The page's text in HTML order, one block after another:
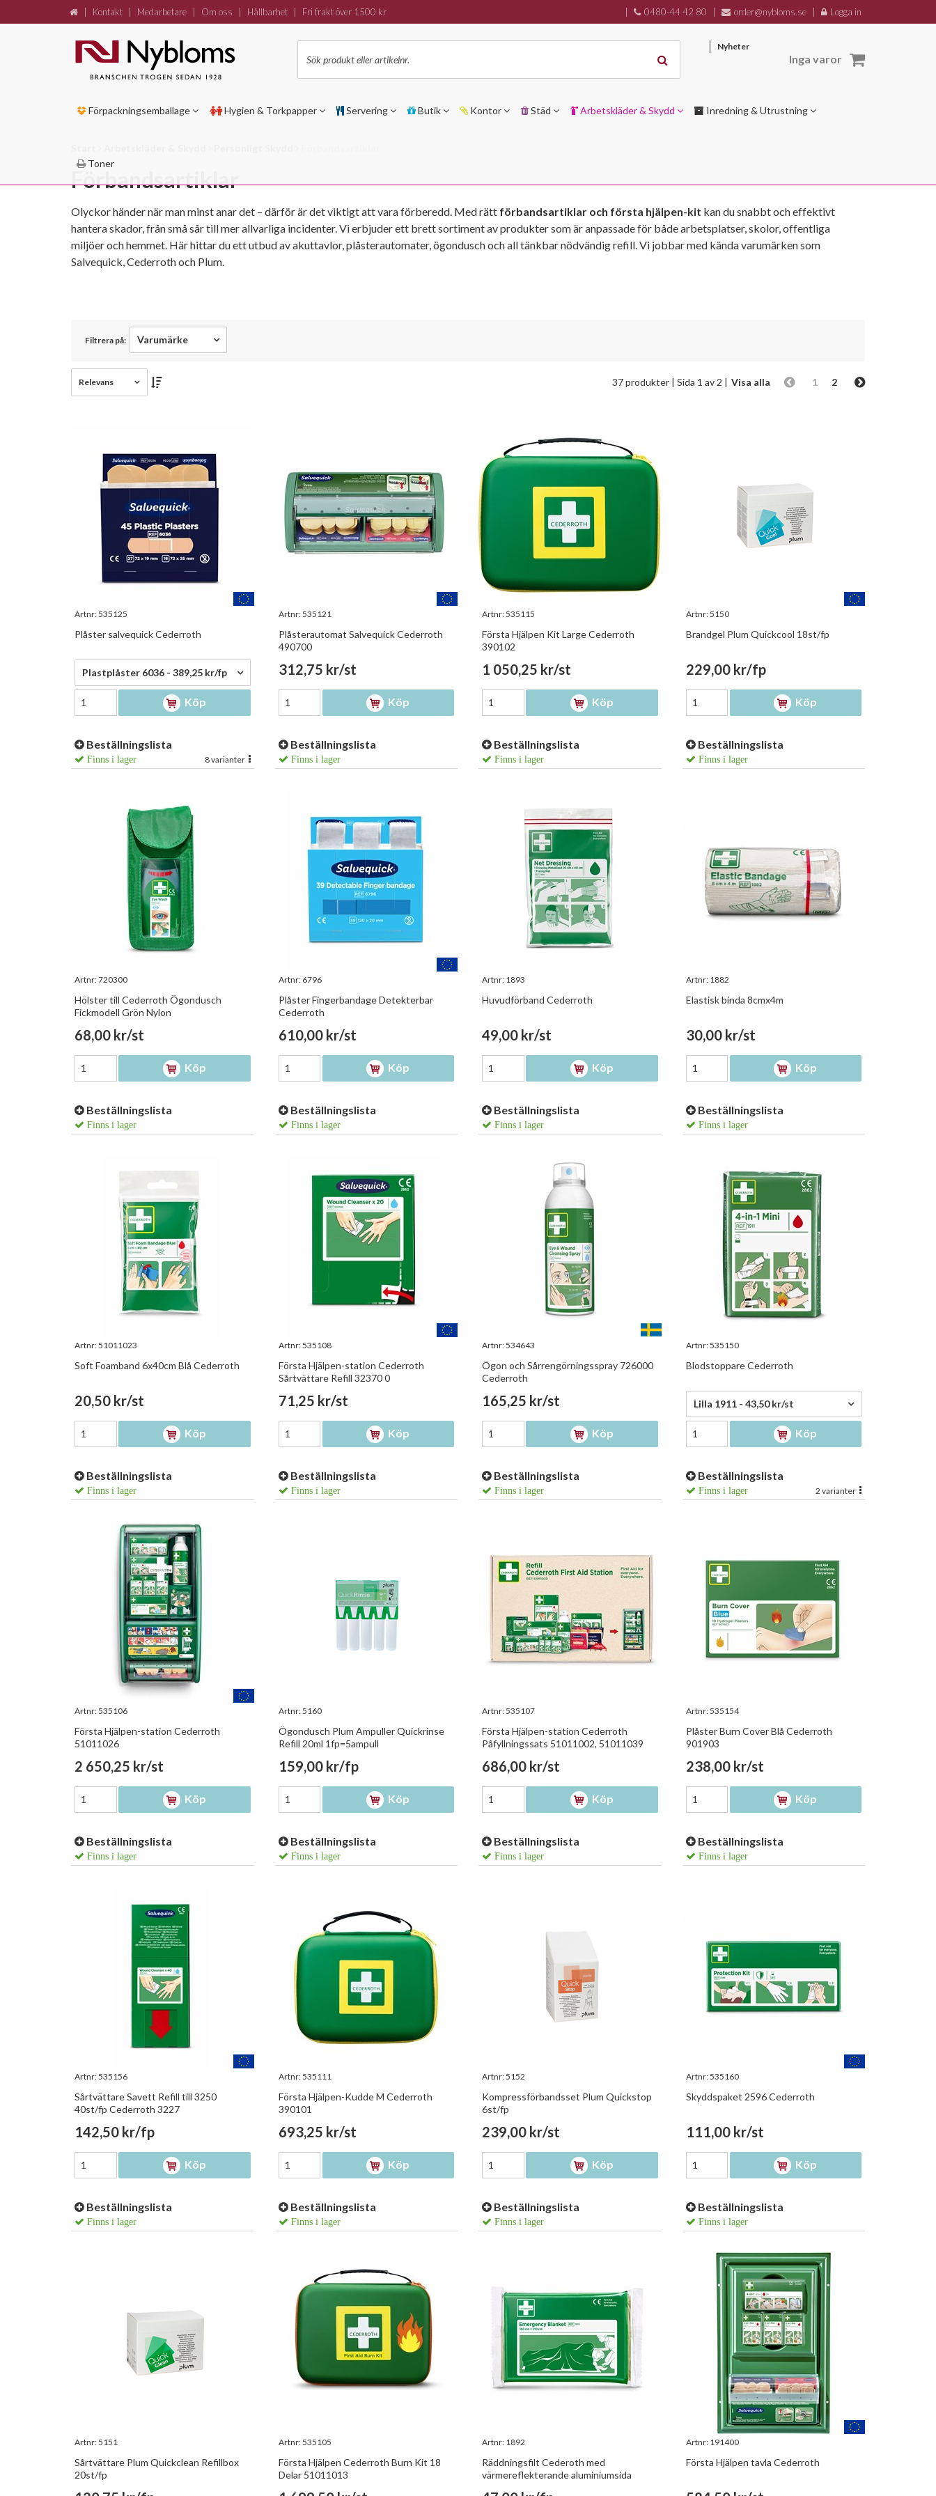
Förbandsartiklar
Olyckor händer när man minst anar det – därför är det viktigt att vara förberedd. Med rätt förbandsartiklar och första hjälpen-kit kan du snabbt och effektivt
hantera skador, från små sår till mer allvarliga incidenter. Vi erbjuder ett brett sortiment av produkter som är anpassade för både arbetsplatser, skolor, offentliga
miljöer och hemmet. Här hittar du ett utbud av akuttavlor, plåsterautomater, ögondusch och all tänkbar nödvändig refill. Vi jobbar med kända varumärken som
Salvequick, Cederroth och Plum.
Filtrera på: Varumärke
Relevans 2
1
Visa alla
37 produkter | Sida 1 av 2 |
Artnr:535125
Plåster salvequick Cederroth
389,25 kr/fp
Plastplåster 6036 - 389,25 kr/fp
Köp
Beställningslista
Finns i lager 8 varianter
Artnr:535121
Plåsterautomat Salvequick Cederroth
490700
312,75 kr/st
Köp
Beställningslista
Finns i lager
Artnr:535115
Första Hjälpen Kit Large Cederroth
390102
1 050,25 kr/st
Köp
Beställningslista
Finns i lager
Artnr:5150
Brandgel Plum Quickcool 18st/fp
229,00 kr/fp
Köp
Beställningslista
Finns i lager
Artnr:720300
Hölster till Cederroth Ögondusch
Fickmodell Grön Nylon
68,00 kr/st
Köp
Beställningslista
Finns i lager
Artnr: 6796
Plåster Fingerbandage Detekterbar
Cederroth
610,00 kr/st
Köp
Beställningslista
Finns i lager
Artnr: 1893
Huvudförband Cederroth
49,00 kr/st
Köp
Beställningslista
Finns i lager
Artnr: 1882
Elastisk binda 8cmx4m
30,00 kr/st
Köp
Beställningslista
Finns i lager
Artnr:51011023
Soft Foamband 6x40cm Blå Cederroth
20,50 kr/st
Köp
Beställningslista
Finns i lager
Artnr:535108
Första Hjälpen-station Cederroth
Sårtvättare Refill 32370 0
71,25 kr/st
Köp
Beställningslista
Finns i lager
Artnr:534643
Ögon och Sårrengörningsspray 726000
Cederroth
165,25 kr/st
Köp
Beställningslista
Finns i lager
Artnr:535150
Blodstoppare Cederroth
43,50 kr/st
Lilla 1911 - 43,50 kr/st
Köp
Beställningslista
Finns i lager 2 varianter
Artnr:535106
Första Hjälpen-station Cederroth
51011026
2 650,25 kr/st
Köp
Beställningslista
Finns i lager
Artnr:5160
Ögondusch Plum Ampuller Quickrinse
Refill 20ml 1fp=5ampull
159,00 kr/fp
Köp
Beställningslista
Finns i lager
Artnr:535107
Första Hjälpen-station Cederroth
Påfyllningssats 51011002, 51011039
686,00 kr/st
Köp
Beställningslista
Finns i lager
Artnr:535154
Plåster Burn Cover Blå Cederroth
901903
238,00 kr/st
Köp
Beställningslista
Finns i lager
Artnr:535156
Sårtvättare Savett Refill till 3250
40st/fp Cederroth 3227
142,50 kr/fp
Köp
Beställningslista
Finns i lager
Artnr:535111
Första Hjälpen-Kudde M Cederroth
390101
693,25 kr/st
Köp
Beställningslista
Finns i lager
Artnr:5152
Kompressförbandsset Plum Quickstop
6st/fp
239,00 kr/st
Köp
Beställningslista
Finns i lager
Artnr:535160
Skyddspaket 2596 Cederroth
111,00 kr/st
Köp
Beställningslista
Finns i lager
Artnr:5151
Sårtvättare Plum Quickclean Refillbox
20st/fp
Artnr:535105
Första Hjälpen Cederroth Burn Kit 18
Delar 51011013
Artnr: 1892
Räddningsfilt Cederoth med
värmereflekterande aluminiumsida
Artnr: 191400
Första Hjälpen tavla Cederroth
Kontakt Medarbetare Om oss Hållbarhet Fri frakt över 1500 kr 0480-44 42 80 order@nybloms.se Logga in
Nyheter
Inga varor
Förpackningsemballage Hygien & Torkpapper Servering Butik Kontor Städ Arbetskläder & Skydd Inredning & Utrustning
Toner